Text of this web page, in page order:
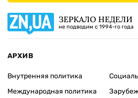
ЗЕРКАЛО НЕДЕЛИ
не подводим с 1994-го года
АРХИВ
Внутренняя политика
Международная политика